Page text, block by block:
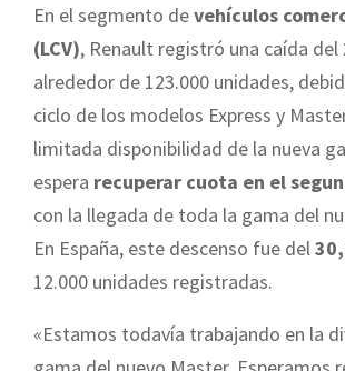
En el segmento devehículos
(LCV), Renault registró una caída del
alrededor de 123.000 unidades,
ciclo de los modelos Express y
limitada disponibilidad de la nueva
espera recuperar cuota en el
con la llegada de toda la gama del
En España, este descenso fue del
12.000 unidades registradas.
«Estamos todavía trabajando en la